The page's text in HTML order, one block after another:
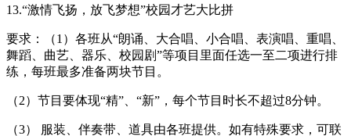
13.“激情飞扬，放飞梦想”校园才艺大比拼
要求：（1）各班从“朗诵、大合唱、小合唱、表演唱、重唱、
舞蹈、曲艺、器乐、校园剧”等项目里面任选一至二项进行排
练，每班最多准备两块节目。
（2）节目要体现“精”、“新”，每个节目时长不超过8分钟。
（3） 服装、伴奏带、道具由各班提供。如有特殊要求，可联